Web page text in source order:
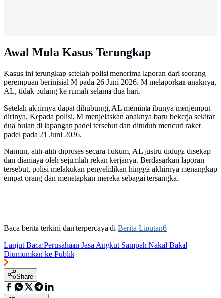
Awal Mula Kasus Terungkap
Kasus ini terungkap setelah polisi menerima laporan dari seorang
perempuan berinisial M pada 26 Juni 2026. M melaporkan anaknya,
AL, tidak pulang ke rumah selama dua hari.
Setelah akhirnya dapat dihubungi, AL meminta ibunya menjemput
dirinya. Kepada polisi, M menjelaskan anaknya baru bekerja sekitar
dua bulan di lapangan padel tersebut dan dituduh mencuri raket
padel pada 21 Juni 2026.
Namun, alih-alih diproses secara hukum, AL justru diduga disekap
dan dianiaya oleh sejumlah rekan kerjanya. Berdasarkan laporan
tersebut, polisi melakukan penyelidikan hingga akhirnya menangkap
empat orang dan menetapkan mereka sebagai tersangka.
Baca berita terkini dan terpercaya di Berita Liputan6
Lanjut Baca:Perusahaan Jasa Angkut Sampah Nakal Bakal
Diumumkan ke Publik
Share